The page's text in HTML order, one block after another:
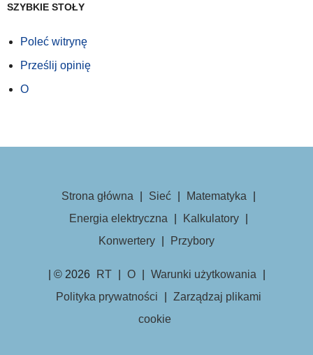
SZYBKIE STOŁY
Poleć witrynę
Prześlij opinię
O
Strona główna Sieć Matematyka
Energia elektryczna
Kalkulatory
Konwertery
Przybory
| © 2026 RT O Warunki użytkowania
Polityka prywatności
Zarządzaj plikami
cookie